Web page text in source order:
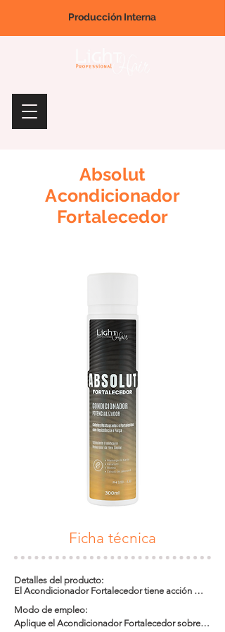
Producción Interna
Absolut
Acondicionador
Fortalecedor
Ficha técnica
Detalles del producto:
El Acondicionador Fortalecedor tiene acción
estimulante capilar, mejora el brillo y la textura
del cabello. Ayuda al crecimiento capilar, ya que
Modo de empleo:
Aplique el Acondicionador Fortalecedor sobre el